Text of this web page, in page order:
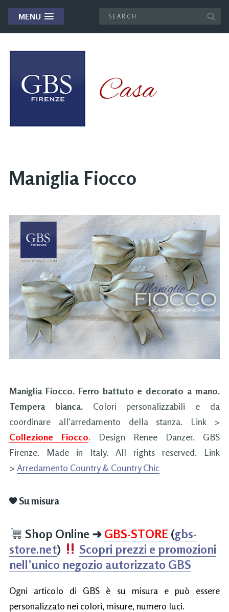
MENU
Maniglia Fiocco
Maniglia Fiocco. Ferro battuto e decorato a mano.
Tempera bianca. Colori personalizzabili e da
coordinare all’arredamento della stanza. Link >
Collezione Fiocco. Design Renee Danzer. GBS
Firenze. Made in Italy. All rights reserved. Link
> Arredamento Country & Country Chic
Su misura
Shop Online ➜ GBS-STORE (gbs-
store.net)
Scopri prezzi e promozioni
nell’unico negozio autorizzato GBS
Ogni articolo di GBS è su misura e può essere
personalizzato nei colori, misure, numero luci.